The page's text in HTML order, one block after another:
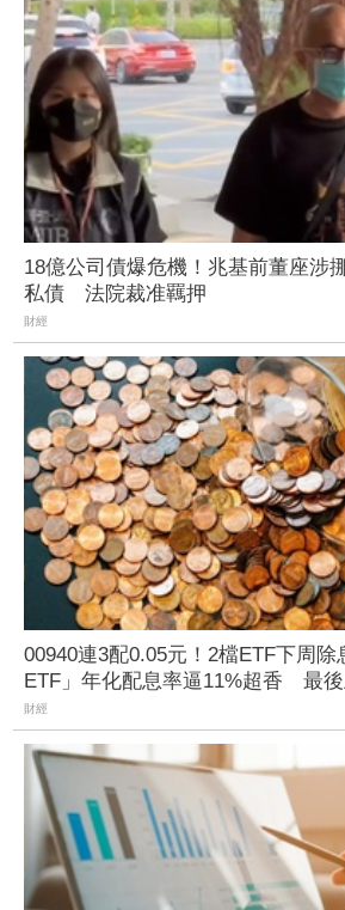
18億公司債爆危機！兆基前董座涉
私債 法院裁准羈押
財經
00940連3配0.05元！2檔ETF下周
ETF」年化配息率逼11%超香 最
財經